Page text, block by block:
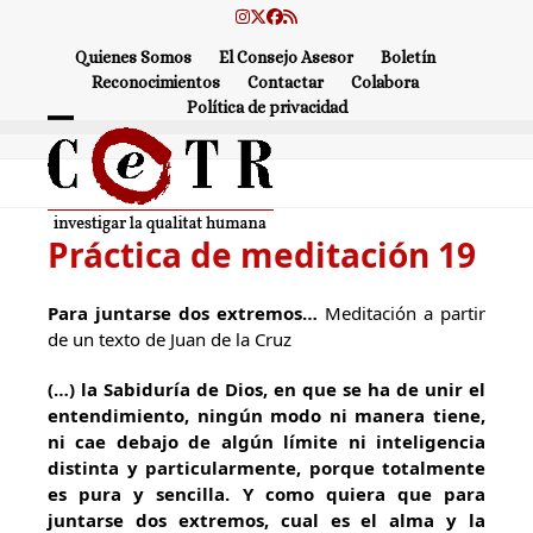
Instagram
Twitter
Facebook
RSS
Quienes Somos El Consejo Asesor
Boletín
Reconocimientos
Contactar
Colabora
Política de privacidad
Open
mobile
menu
Close
mobile
menu
Práctica de meditación 19
Para juntarse dos extremos… Meditación a partir
de un texto de Juan de la Cruz
(…) la Sabiduría de Dios, en que se ha de unir el
entendimiento, ningún modo ni manera tiene,
ni cae debajo de algún límite ni inteligencia
distinta y particularmente, porque totalmente
es pura y sencilla. Y como quiera que para
juntarse dos extremos, cual es el alma y la